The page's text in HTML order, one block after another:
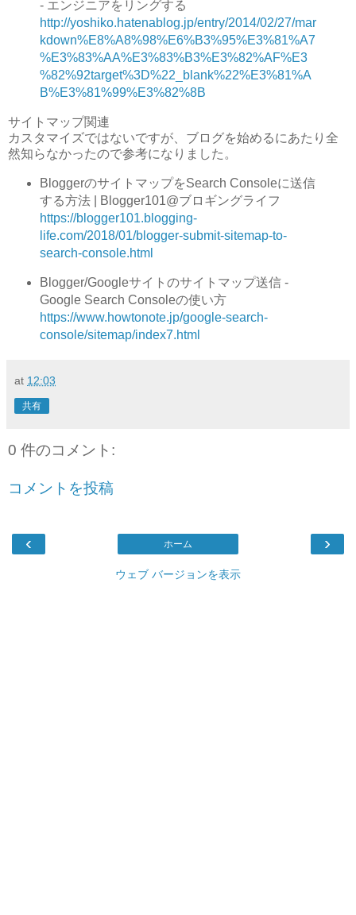
- エンジニアをリングする
http://yoshiko.hatenablog.jp/entry/2014/02/27/mar
kdown%E8%A8%98%E6%B3%95%E3%81%A7
%E3%83%AA%E3%83%B3%E3%82%AF%E3
%82%92target%3D%22_blank%22%E3%81%A
B%E3%81%99%E3%82%8B
サイトマップ関連
カスタマイズではないですが、ブログを始めるにあたり全
然知らなかったので参考になりました。
BloggerのサイトマップをSearch Consoleに送信
する方法 | Blogger101@ブロギングライフ
https://blogger101.blogging-
life.com/2018/01/blogger-submit-sitemap-to-
search-console.html
Blogger/Googleサイトのサイトマップ送信 -
Google Search Consoleの使い方
https://www.howtonote.jp/google-search-
console/sitemap/index7.html
at 12:03
共有
0 件のコメント:
コメントを投稿
‹ ›
ホーム
ウェブ バージョンを表示